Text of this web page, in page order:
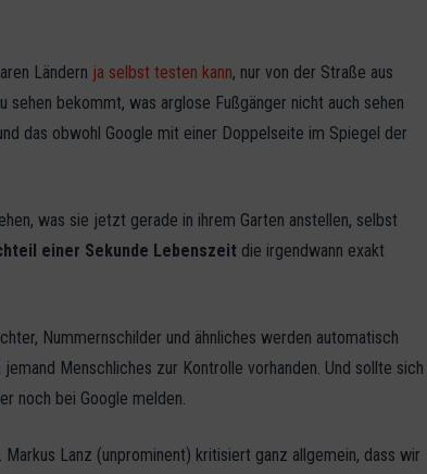
Ländern ja selbst testen kann, nur von der Straße aus
bekommt, was arglose Fußgänger nicht auch sehen
das obwohl Google mit einer Doppelseite im Spiegel der
was sie jetzt gerade in ihrem Garten anstellen, selbst
einer Sekunde Lebenszeit die irgendwann exakt
Nummernschilder und ähnliches werden automatisch
Menschliches zur Kontrolle vorhanden. Und sollte sich
noch bei Google melden.
Lanz (unprominent) kritisiert ganz allgemein, dass wir